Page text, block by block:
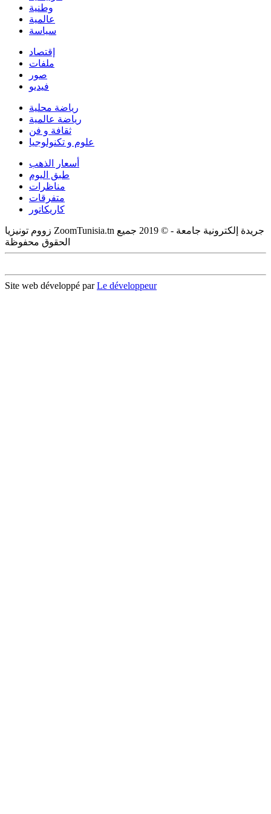
وطنية
عالمية
سياسة
إقتصاد
ملفات
صور
فيديو
رياضة محلية
رياضة عالمية
ثقافة و فن
علوم و تكنولوجيا
أسعار الذهب
طبق اليوم
مناظرات
متفرقات
كاريكاتور
زووم تونيزيا ZoomTunisia.tn جريدة إلكترونية جامعة - © 2019 جميع
الحقوق محفوظة
Site web développé parLe développeur